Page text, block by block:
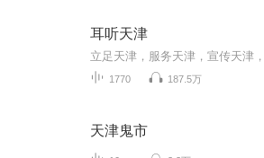
耳听天津
1770 187.5万
天津鬼市